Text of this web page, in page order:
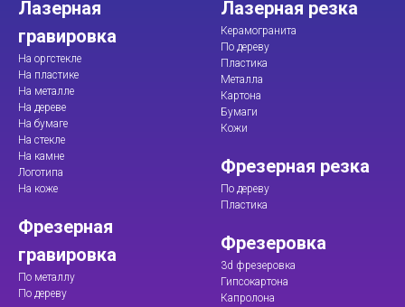
Лазерная
гравировка
На оргстекле
На пластике
На металле
На дереве
На бумаге
На стекле
На камне
Логотипа
На коже
Фрезерная
гравировка
По металлу
По дереву
Лазерная резка
Керамогранита
По дереву
Пластика
Металла
Картона
Бумаги
Кожи
Фрезерная резка
По дереву
Пластика
Фрезеровка
3d фрезеровка
Гипсокартона
Капролона